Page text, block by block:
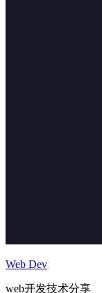
Web Dev
web开发技术分享